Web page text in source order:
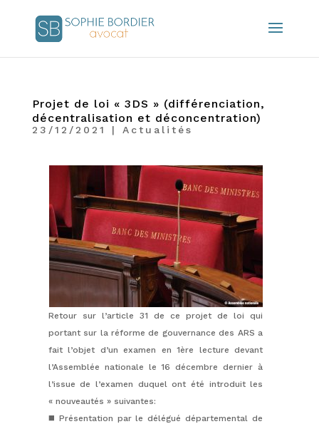
Projet de loi « 3DS » (différenciation,
décentralisation et déconcentration)
23/12/2021 | Actualités
Retour sur l’article 31 de ce projet de loi qui
portant sur la réforme de gouvernance des ARS a
fait l’objet d’un examen en 1ère lecture devant
l’Assemblée nationale le 16 décembre dernier à
l’issue de l’examen duquel ont été introduit les
« nouveautés » suivantes:
◼️ Présentation par le délégué départemental de